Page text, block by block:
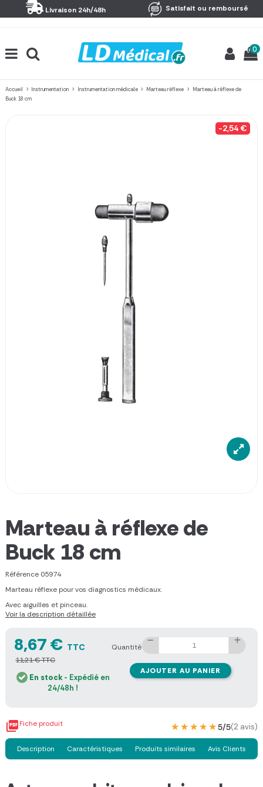
Livraison 24h/48h Satisfait ou remboursé
0
Accueil Instrumentation Instrumentation médicale Marteau réflexe
Marteau à réflexe de
Buck 18 cm
-2,54 €
Marteau à réflexe de
Buck 18 cm
Référence 05974
Marteau réflexe pour vos diagnostics médicaux.
Avec aiguilles et pinceau.
Voir la description détaillée
8,67 € TTC
11,21 € TTC
En stock- Expédié en
24/48h !
Quantité
AJOUTER AU PANIER
Fiche produit ★★★★★
★★★★★5/5(2 avis)
Description Caractéristiques Produits similaires Avis Clients
Panneau de gestion des cookies